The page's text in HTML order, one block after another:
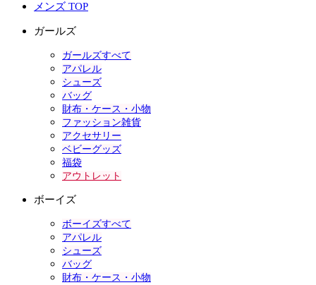
メンズ TOP
ガールズ
ガールズすべて
アパレル
シューズ
バッグ
財布・ケース・小物
ファッション雑貨
アクセサリー
ベビーグッズ
福袋
アウトレット
ボーイズ
ボーイズすべて
アパレル
シューズ
バッグ
財布・ケース・小物